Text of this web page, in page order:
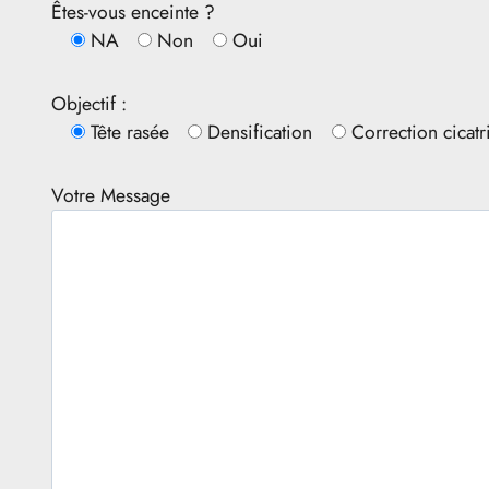
Êtes-vous enceinte ?
NA
Non Oui
Objectif :
Tête rasée
Densification Correction
Votre Message